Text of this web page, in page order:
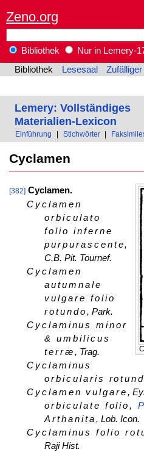
Zeno.org
Bibliothek
Nur in Lemery-
Bibliothek
Lesesaal Zufälliger
Lemery: Vollständiges
Materialien-Lexicon
Einführung Stichwörter
Cyclamen
[382] Cyclamen.
Cyclamen
orbiculato
folio inferne
purpurascente,
C.B. Pit. Tournef.
Cyclamen
autumnale
vulgare folio
rotundo, Park.
Cyclaminus minor
& umbilicus
terræ, Trag.
Cyclaminus
orbicularis
Cyclamen vulgare,
orbiculate folio,
Arthanita, Lob. Icon.
Cyclaminus folio
Raji Hist.